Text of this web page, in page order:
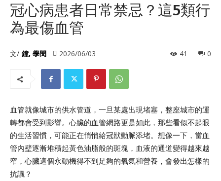
冠心病患者日常禁忌？這5類行
為最傷血管
文/ 鐘, 學閔 2026/06/03 0
41
血管就像城市的供水管道，一旦某處出現堵塞，整座城市的運
轉都會受到影響。心臟的血管網路更是如此，那些看似不起眼
的生活習慣，可能正在悄悄給冠狀動脈添堵。想像一下，當血
管內壁逐漸堆積起黃色油脂般的斑塊，血液的通道變得越來越
窄，心臟這個永動機得不到足夠的氧氣和營養，會發出怎樣的
抗議？